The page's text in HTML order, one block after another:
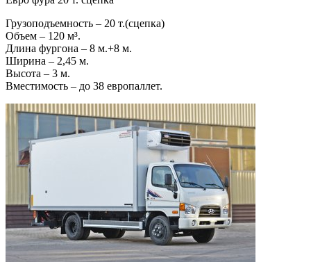
Грузоподъемность – 20 т.(сцепка)
Объем – 120 м³.
Длина фургона – 8 м.+8 м.
Ширина – 2,45 м.
Высота – 3 м.
Вместимость – до 38 европаллет.